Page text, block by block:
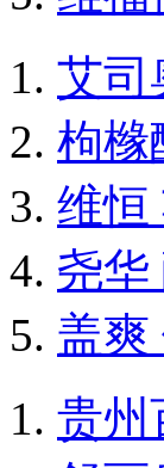
艾司
枸橼
维恒
尧华
盖爽
贵州